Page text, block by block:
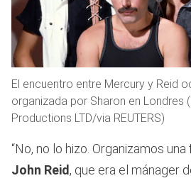
El encuentro entre Mercury y Reid
organizada por Sharon en Londres
Productions LTD/via REUTERS)
“No, no lo hizo. Organizamos una
John Reid, que era el mánager